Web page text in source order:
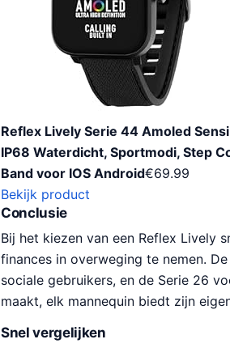
Reflex Lively Serie 44 Amoled
IP68 Waterdicht, Sportmodi, Step
Band voor IOS Android€69.99
Bekijk product
Conclusie
Bij het kiezen van een Reflex Lively
finances in overweging te nemen.
sociale gebruikers, en de Serie 26
maakt, elk mannequin biedt zijn
Snel vergelijken